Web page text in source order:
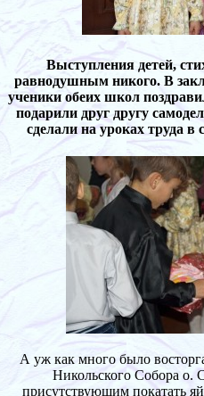
Выступления детей,
равнодушным никого. В
ученики обеих школ
подарили друг другу
сделали на уроках труда
А уж как много было
Никольского Собора о.
присутствующим покатать